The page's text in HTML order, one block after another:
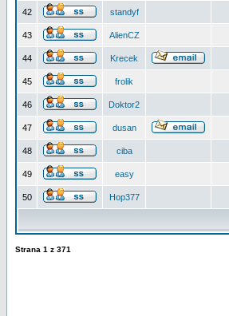
42 standyf
43 AlienCZ
44 Krecek
45 frolik
46 Doktor2
47 dusan
48 ciba
49 easy
50 Hop377
Strana 1 z 371